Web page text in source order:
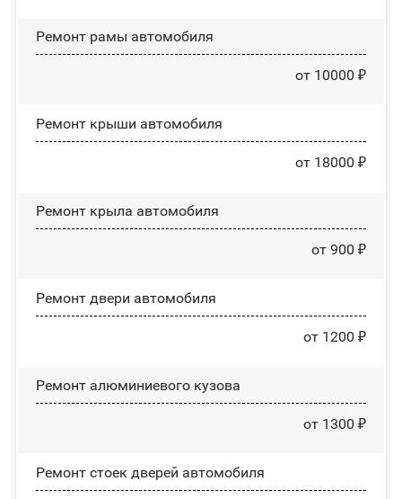
Ремонт рамы автомобиля
от 10000 ₽
Ремонт крыши автомобиля
от 18000 ₽
Ремонт крыла автомобиля
от 900 ₽
Ремонт двери автомобиля
от 1200 ₽
Ремонт алюминиевого кузова
от 1300 ₽
Ремонт стоек дверей автомобиля